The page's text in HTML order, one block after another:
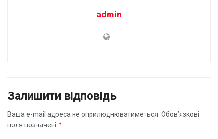
admin
Залишити відповідь
Ваша e-mail адреса не оприлюднюватиметься. Обов’язкові
поля позначені *